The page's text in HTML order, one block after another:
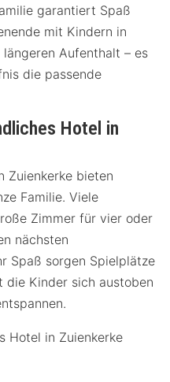
garantiert Spaß
mit Kindern in
Aufenthalt – es
die passende
Hotel in
Zuienkerke bieten
Familie. Viele
Zimmer für vier oder
nächsten
Spaß sorgen Spielplätze
die Kinder sich austoben
Hotel in Zuienkerke